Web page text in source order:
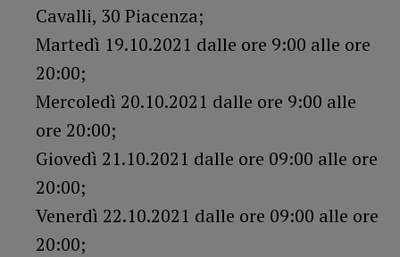
Cavalli, 30 Piacenza;
Martedì 19.10.2021 dalle ore 9:00 alle ore
20:00;
Mercoledì 20.10.2021 dalle ore 9:00 alle
ore 20:00;
Giovedì 21.10.2021 dalle ore 09:00 alle ore
20:00;
Venerdì 22.10.2021 dalle ore 09:00 alle ore
20:00;